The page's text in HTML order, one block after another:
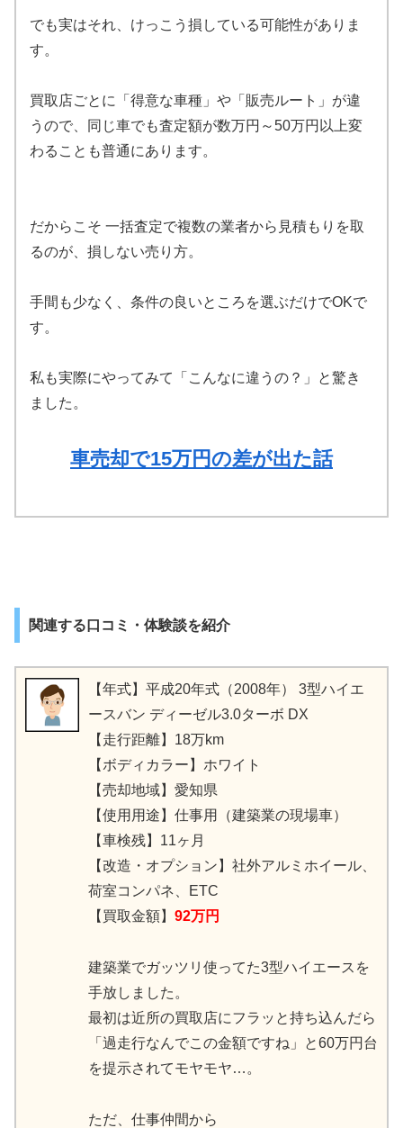
でも実はそれ、けっこう損している可能性がありま
す。
買取店ごとに「得意な車種」や「販売ルート」が違
うので、同じ車でも査定額が数万円～50万円以上変
わることも普通にあります。
だからこそ 一括査定で複数の業者から見積もりを取
るのが、損しない売り方。
手間も少なく、条件の良いところを選ぶだけでOKで
す。
私も実際にやってみて「こんなに違うの？」と驚き
ました。
車売却で15万円の差が出た話
関連する口コミ・体験談を紹介
【年式】平成20年式（2008年） 3型ハイエ
ースバン ディーゼル3.0ターボ DX
【走行距離】18万km
【ボディカラー】ホワイト
【売却地域】愛知県
【使用用途】仕事用（建築業の現場車）
【車検残】11ヶ月
【改造・オプション】社外アルミホイール、
荷室コンパネ、ETC
【買取金額】 92万円
建築業でガッツリ使ってた3型ハイエースを
手放しました。
最初は近所の買取店にフラッと持ち込んだら
「過走行なんでこの金額ですね」と60万円台
を提示されてモヤモヤ…。
ただ、仕事仲間から